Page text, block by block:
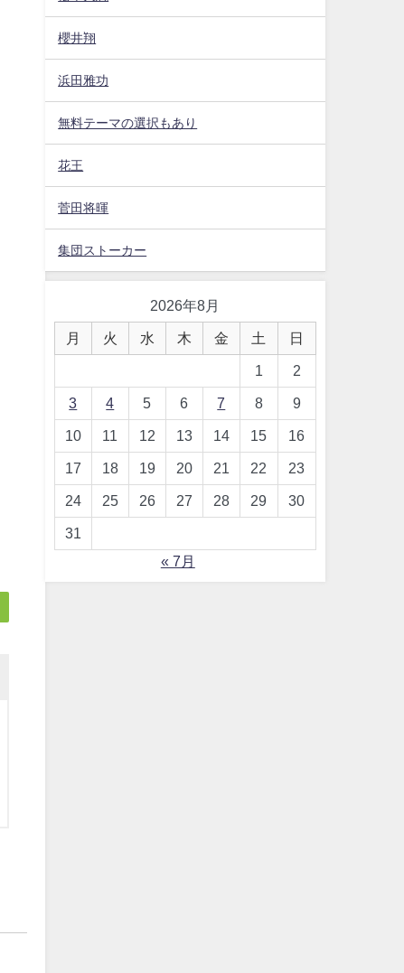
櫻井翔
浜田雅功
無料テーマの選択もあり
花王
菅田将暉
集団ストーカー
2026年8月
月 火 水 木 金 土 日
1 2
3 4 5 6 7 8 9
10 11 12 13 14 15 16
17 18 19 20 21 22 23
24 25 26 27 28 29 30
31
« 7月